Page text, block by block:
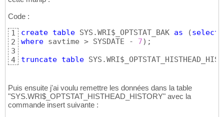
Code :
1
2
3
4
create table SYS.WRI$_OPTSTAT_BAK as (select
where savtime > SYSDATE - 7) ;
truncate table
Puis ensuite j'ai voulu remettre les données dans la table
"SYS.WRI$_OPTSTAT_HISTHEAD_HISTORY" avec la
commande insert suivante :